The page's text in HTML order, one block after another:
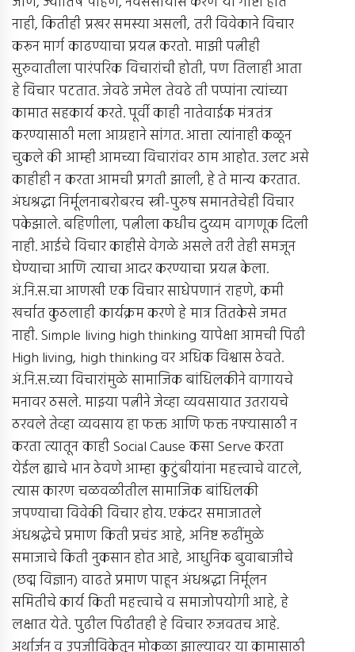
नाही, कितीही प्रखर समस्या असली, तरी विवेकाने विचार
करून मार्ग काढण्याचा प्रयत्न करतो. माझी पत्नीही
सुरुवातीला पारंपरिक विचारांची होती, पण तिलाही आता
हे विचार पटतात. जेवढे जमेल तेवढे ती पप्पांना त्यांच्या
कामात सहकार्य करते. पूर्वी काही नातेवाईक मंत्रतंत्र
करण्यासाठी मला आग्रहाने सांगत. आत्ता त्यांनाही कळून
चुकले की आम्ही आमच्या विचारांवर ठाम आहोत. उलट असे
काहीही न करता आमची प्रगती झाली, हे ते मान्य करतात.
अंधश्रद्धा निर्मूलनाबरोबरच स्त्री-पुरुष समानतेचेही विचार
पकेझाले. बहिणीला, पत्नीला कधीच दुय्यम वागणूक दिली
नाही. आईचे विचार काहीसे वेगळे असले तरी तेही समजून
घेण्याचा आणि त्याचा आदर करण्याचा प्रयत्न केला.
अं.नि.स.चा आणखी एक विचार साधेपणानं राहणे, कमी
खर्चात कुठलाही कार्यक्रम करणे हे मात्र तितकेसे जमत
नाही. Simple living high thinking यापेक्षा आमची पिढी
High living, high thinking वर अधिक विश्वास ठेवते.
अं.नि.स.च्या विचारांमुळे सामाजिक बांधिलकीने वागायचे
मनावर ठसले. माझ्या पत्नीने जेव्हा व्यवसायात उतरायचे
ठरवले तेव्हा व्यवसाय हा फक्त आणि फक्त नफ्यासाठी न
करता त्यातून काही Social Cause कसा Serve करता
येईल ह्याचे भान ठेवणे आम्हा कुटुंबीयांना महत्त्वाचे वाटले,
त्यास कारण चळवळीतील सामाजिक बांधिलकी
जपण्याचा विवेकी विचार होय. एकंदर समाजातले
अंधश्रद्धेचे प्रमाण किती प्रचंड आहे, अनिष्ट रूढींमुळे
समाजाचे किती नुकसान होत आहे, आधुनिक बुवाबाजीचे
(छद्म विज्ञान) वाढते प्रमाण पाहून अंधश्रद्धा निर्मूलन
समितीचे कार्य किती महत्त्वाचे व समाजोपयोगी आहे, हे
लक्षात येते. पुढील पिढीतही हे विचार रुजवतच आहे.